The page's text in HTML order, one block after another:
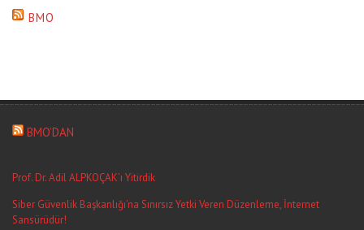
BMO
BMO’DAN
Prof. Dr. Adil ALPKOÇAK’ı Yitirdik
Siber Güvenlik Başkanlığı’na Sınırsız Yetki Veren Düzenleme, İnternet
Sansürüdür!